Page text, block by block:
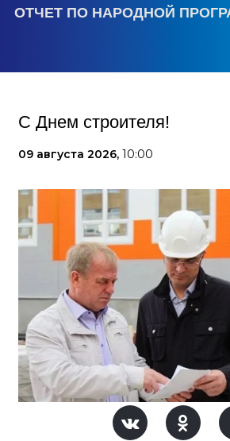
ОТЧЕТ ПО НАРОДНОЙ
С Днем строителя!
09 августа 2026, 10:00